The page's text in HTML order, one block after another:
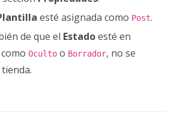
esté asignada como Post.
de que el Estadoesté en
Oculto o Borrador, no se